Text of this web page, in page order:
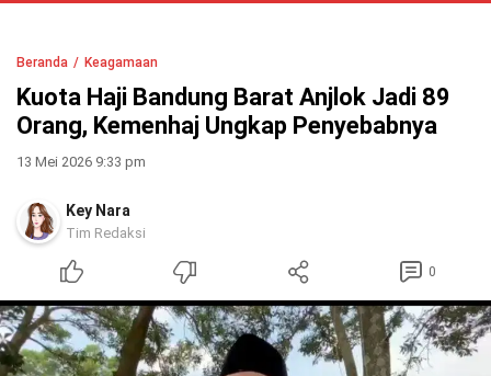
Beranda Keagamaan
Kuota Haji Bandung Barat Anjlok Jadi 89
Orang, Kemenhaj Ungkap Penyebabnya
13 Mei 2026 9:33 pm
Key Nara
Tim Redaksi
0